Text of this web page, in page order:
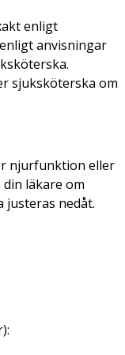
enligt
anvisningar
sjuksköterska om
njurfunktion eller
läkare om
justeras nedåt.